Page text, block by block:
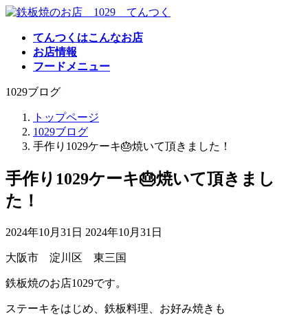
コ
ス
ナ
ン
てんつくはこんなお店
お店情報
フードメニュー
1029ブログ
トップページ
1029ブログ
手作り1029ケーキ🎂焼いて頂きました！
手作り1029ケーキ🎂焼いて頂きまし
た！
2024年10月31日 最
更
日
時
2024年10月31日
大阪市 淀川区 東三国
鉄板焼のお店1029です。
ステーキをはじめ、鉄板料理、お好み焼きも